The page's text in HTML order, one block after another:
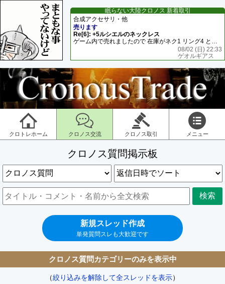
眠らない大陸クロノス 新着取引
合成アクセサリ・他
売ります
Re[6]: +5ルシエルのネックレス
ゲーム内で売れましたので 在庫がネク1 リング4 となります リングのお値段は80G といたします
08/02 (日) 22:33
ゲオルギアス
クロトレホーム クロノス交流 クロノス取引 メニュー
クロノス質問掲示板
検索
新規スレッド作成
単発質問スレも大歓迎です
クロノス質問カテゴリーのみを表示中
（絞り込みを解除して全スレッドを表示）